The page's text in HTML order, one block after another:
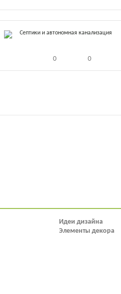
Септики и автономная канализация
0 0
Идеи дизайна
Элементы декора